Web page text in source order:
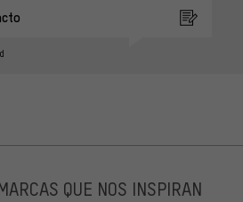
QUE NOS INSPIRAN